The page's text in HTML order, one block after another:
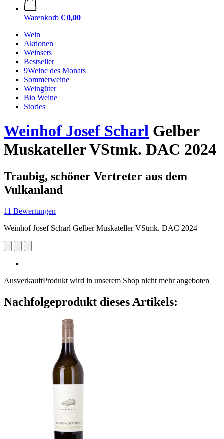
Warenkorb € 0,00
Wein
Aktionen
Weinsets
Bestseller
9Weine des Monats
Sommerweine
Weingüter
Bio Weine
Stories
Weinhof Josef Scharl Gelber
Muskateller VStmk. DAC 2024
Traubig, schöner Vertreter aus dem
Vulkanland
11 Bewertungen
Weinhof Josef Scharl Gelber Muskateller VStmk. DAC 2024
AusverkauftProdukt wird in unserem Shop nicht mehr angeboten
Nachfolgeprodukt dieses Artikels: